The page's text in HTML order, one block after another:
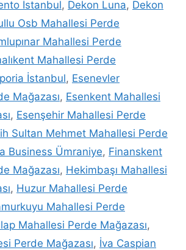
İstanbul, Dekon Luna, Dekon
Osb Mahallesi Perde
Mahallesi Perde
Mahallesi Perde
İstanbul, Esenevler
Mağazası, Esenkent Mahallesi
, Esenşehir Mahallesi Perde
Sultan Mehmet Mahallesi Perde
Business Ümraniye, Finanskent
Mağazası, Hekimbaşı Mahallesi
, Huzur Mahallesi Perde
Mahallesi Perde
Mahallesi Perde Mağazası,
Perde Mağazası, İva Caspian